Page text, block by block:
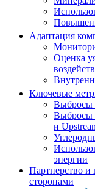
Адаптация
Оценка
Ключевые
Выбросы
Выбросы
и
энергии
Партнерство и
сторонами